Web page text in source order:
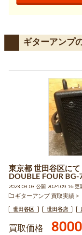
ギターアンプ
東京都 世田谷区にて
DOUBLE FOUR
2023.03.03 公開 2024.09.16 更
ギターアンプ 買取実績
世田谷区 世田谷店
買取価格 8000